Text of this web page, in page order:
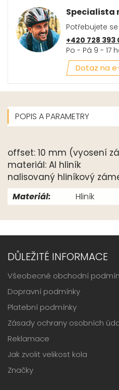
Specialista
Potřebujete
+420 728 393
Po - Pá 9 - 17
Dotaz na
POPIS A PARAMETRY
offset: 10 mm (vyosení
materiál: Al hliník
nalisovaný hliníkový
Materiál: Hliník
DŮLEŽITÉ INFORMACE
Všeobecné obchodní
Dopravní podmínky
Platební podmínky
Zásady ochrany osobních
Reklamace
Jak zvolit velikost kola
Značky